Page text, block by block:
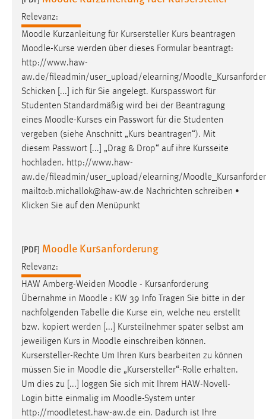
Relevanz:
Moodle Kurzanleitung für Kursersteller Kurs beantragen
Moodle-Kurse werden über dieses Formular beantragt:
http://www.haw-
aw.de/fileadmin/user_upload/elearning/Moodle
Schicken [...] ich für Sie angelegt. Kurspasswort für
Studenten Standardmäßig wird bei der Beantragung
eines Moodle-Kurses ein Passwort für die Studenten
vergeben (siehe Anschnitt „Kurs beantragen“). Mit
diesem Passwort [...] „Drag & Drop“ auf ihre Kursseite
hochladen. http://www.haw-
aw.de/fileadmin/user_upload/elearning/Moodle
mailto:b.michallok@haw-aw.de Nachrichten schreiben •
Klicken Sie auf den Menüpunkt
[PDF] Moodle Kursanforderung
Relevanz:
HAW Amberg-Weiden Moodle - Kursanforderung
Übernahme in Moodle : KW 39 Info Tragen Sie bitte in der
nachfolgenden Tabelle die Kurse ein, welche neu erstellt
bzw. kopiert werden [...] Kursteilnehmer später selbst am
jeweiligen Kurs in Moodle einschreiben können.
Kursersteller-Rechte Um Ihren Kurs bearbeiten zu können
müssen Sie in Moodle die „Kursersteller“-Rolle erhalten.
Um dies zu [...] loggen Sie sich mit Ihrem HAW-Novell-
Login bitte einmalig im Moodle-System unter
http://moodletest.haw-aw.de ein. Dadurch ist Ihre
Name:
staticfilecache
Zweck:
Für performante Seitenauslieferung wird in diesem Cookie
gespeichert, ob man eingeloggt ist.
Sprachpräferenz
Name:
site-language-preference
Zweck:
Das Cookie speichert die gewählte Sprache der Website.
Cookie Laufzeit:
Chat
Name:
MibewSessionID, MIBEW_UserID, mibew_locale, mibew-
chat-frame-style-5e9dbeb1811c0446
Zweck:
Wird benötigt um die Chatfunktion nutzen zu können.
Cookie Laufzeit:
MibewSessionID, mibew-chat-frame-style-
5e9dbeb1811c0446 = Sitzungslaufzeit, mibew_locale = 3
Jahre, MIBEW_UserID = 1 Jahr